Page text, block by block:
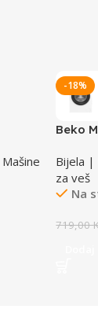
Mašine
-18%
Beko
Bijela |
za veš
Na
719,00